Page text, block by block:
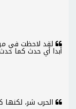
لقد لاحظت في
أبدا أي حدث كما
الحرب شر، لكنها